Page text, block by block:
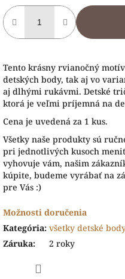
Tento krásny rvianočný
detských body, tak aj vo
aj dlhými rukávmi. Detské
ktorá je veľmi príjemná na
Cena je uvedená za 1 kus.
Všetky naše produkty sú
pri jednotlivých kusoch
vyhovuje vám, našim
kúpite, budeme vyrábať na
pre Vás :)
Možnosti doručenia
Kategória: všetky detské
Záruka: 2 roky